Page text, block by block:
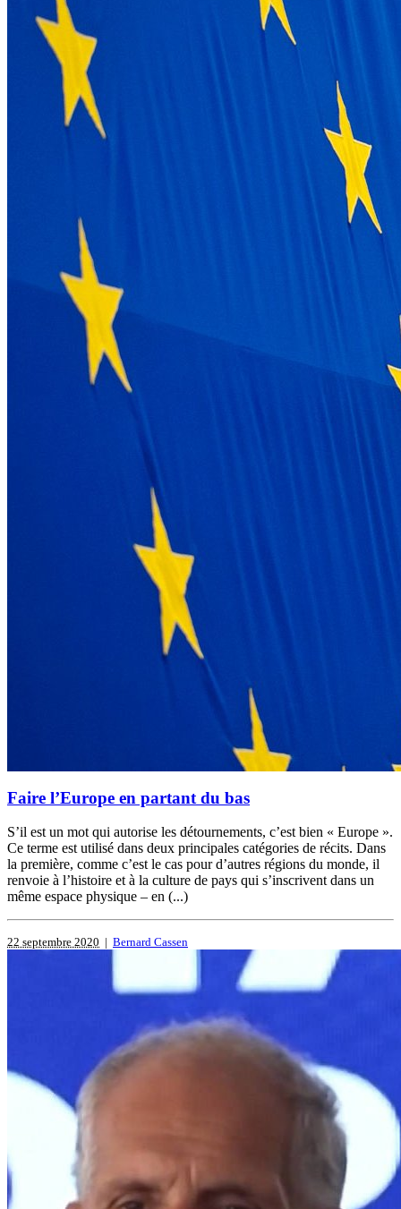
Faire l’Europe en partant du bas
S’il est un mot qui autorise les détournements, c’est bien « Europe ».
Ce terme est utilisé dans deux principales catégories de récits. Dans
la première, comme c’est le cas pour d’autres régions du monde, il
renvoie à l’histoire et à la culture de pays qui s’inscrivent dans un
même espace physique – en (...)
22 septembre 2020 | Bernard Cassen